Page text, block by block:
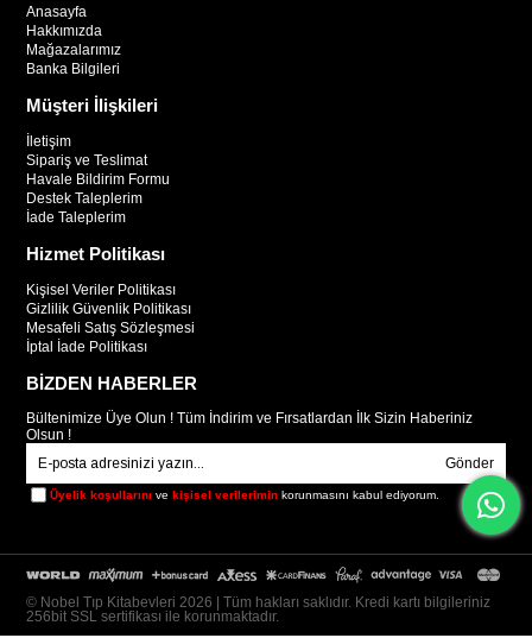
Anasayfa
Hakkımızda
Mağazalarımız
Banka Bilgileri
Müşteri İlişkileri
İletişim
Sipariş ve Teslimat
Havale Bildirim Formu
Destek Taleplerim
İade Taleplerim
Hizmet Politikası
Kişisel Veriler Politikası
Gizlilik Güvenlik Politikası
Mesafeli Satış Sözleşmesi
İptal İade Politikası
BİZDEN HABERLER
Bültenimize Üye Olun ! Tüm İndirim ve Fırsatlardan İlk Sizin Haberiniz
Olsun !
Gönder
Üyelik koşullarını vekişisel verilerimin korunmasını kabul ediyorum.
© Nobel Tıp Kitabevleri 2026 | Tüm hakları saklıdır. Kredi kartı bilgileriniz
256bit SSL sertifikası ile korunmaktadır.